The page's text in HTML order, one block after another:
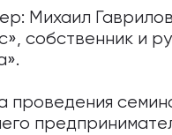
Михаил
собственник и
проведения